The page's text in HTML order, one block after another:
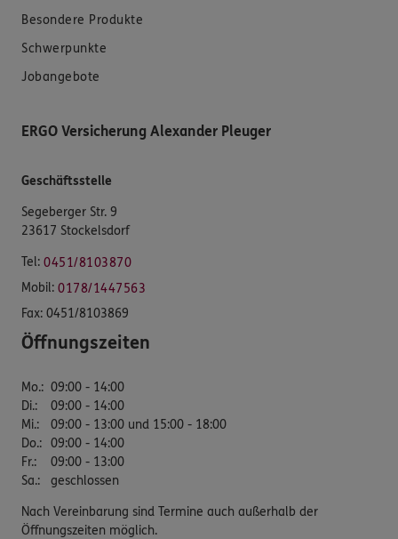
Besondere Produkte
Schwerpunkte
Jobangebote
ERGO Versicherung Alexander Pleuger
Geschäftsstelle
Segeberger Str. 9
23617 Stockelsdorf
Tel: 0451/8103870
Mobil: 0178/1447563
Fax: 0451/8103869
Öffnungszeiten
Mo.: 09:00 - 14:00
Di.:
09:00 - 14:00
Mi.:
09:00 - 13:00 und 15:00 - 18:00
Do.: 09:00 - 14:00
Fr.:
09:00 - 13:00
Sa.: geschlossen
Nach Vereinbarung sind Termine auch außerhalb der
Öffnungszeiten möglich.